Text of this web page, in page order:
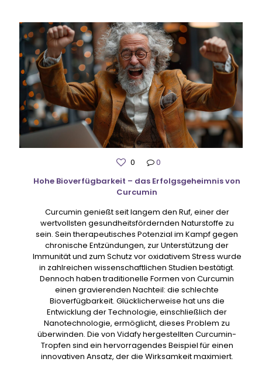
0
0
Hohe Bioverfügbarkeit – das Erfolgsgeheimnis von
Curcumin
Curcumin genießt seit langem den Ruf, einer der
wertvollsten gesundheitsfördernden Naturstoffe zu
sein. Sein therapeutisches Potenzial im Kampf gegen
chronische Entzündungen, zur Unterstützung der
Immunität und zum Schutz vor oxidativem Stress wurde
in zahlreichen wissenschaftlichen Studien bestätigt.
Dennoch haben traditionelle Formen von Curcumin
einen gravierenden Nachteil: die schlechte
Bioverfügbarkeit. Glücklicherweise hat uns die
Entwicklung der Technologie, einschließlich der
Nanotechnologie, ermöglicht, dieses Problem zu
überwinden. Die von Vidafy hergestellten Curcumin-
Tropfen sind ein hervorragendes Beispiel für einen
innovativen Ansatz, der die Wirksamkeit maximiert.